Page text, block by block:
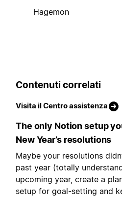
Hagemon
Contenuti correlati
Visita il Centro assistenza
The only Notion setup
New Year’s resolutions
Maybe your resolutions
past year (totally
upcoming year, create a
setup for goal-setting and